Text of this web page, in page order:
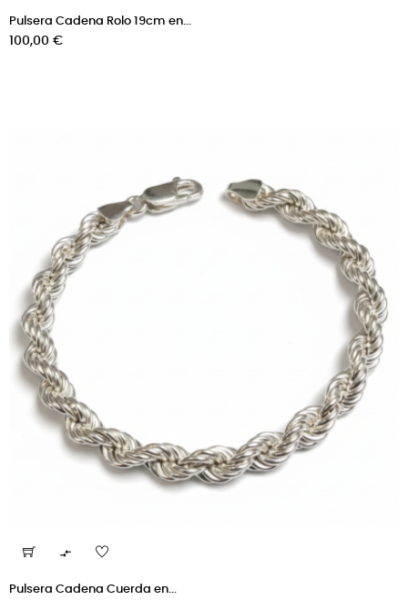
Pulsera Cadena Rolo 19cm en...
Precio
100,00 €

Pulsera Cadena Cuerda en...